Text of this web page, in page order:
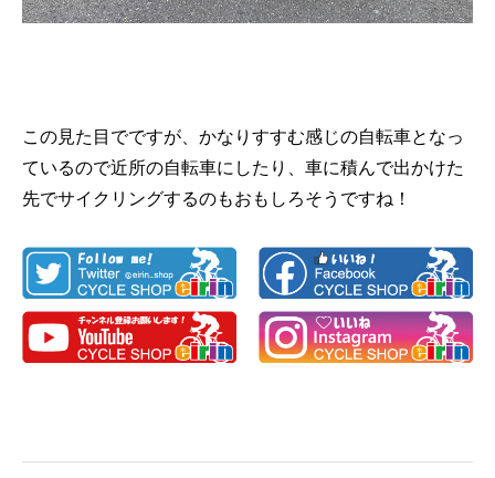
この見た目でですが、かなりすすむ感じの自転車となっ
ているので近所の自転車にしたり、車に積んで出かけた
先でサイクリングするのもおもしろそうですね！